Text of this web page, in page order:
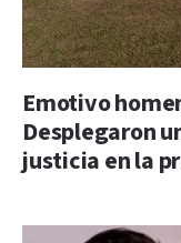
Emotivo
Desplegaron
justicia en la